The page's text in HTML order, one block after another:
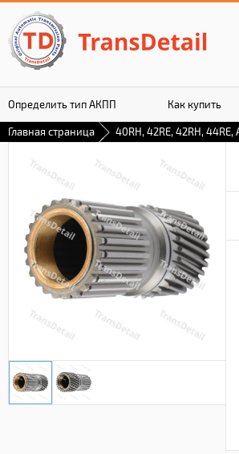
Определить тип АКПП Как купить
Гарантия
Главная страница 40RH, 42RE, 42RH, 44RE,